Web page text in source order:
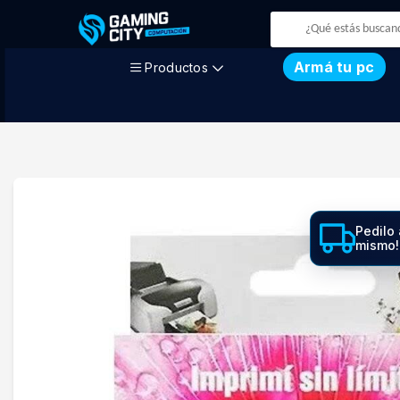
Productos Armá tu pc
Pedilo
mismo!